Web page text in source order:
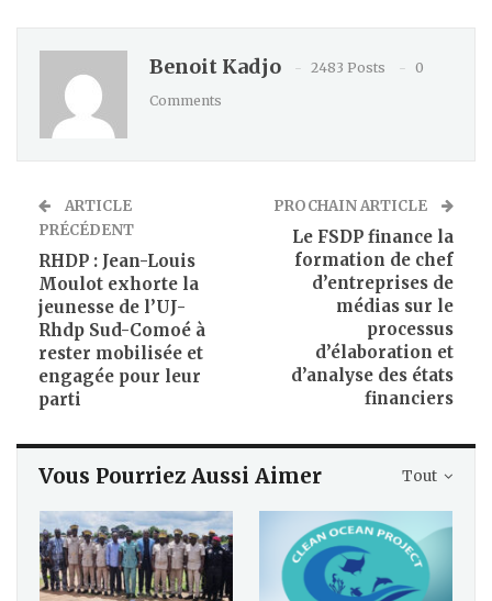
Benoit Kadjo 2483 Posts
0
Comments
ARTICLE
PRÉCÉDENT
RHDP : Jean-Louis
Moulot exhorte la
jeunesse de l’UJ-
Rhdp Sud-Comoé à
rester mobilisée et
engagée pour leur
parti
PROCHAIN ARTICLE
Le FSDP finance la
formation de chef
d’entreprises de
médias sur le
processus
d’élaboration et
d’analyse des états
financiers
Tout
Vous Pourriez Aussi Aimer